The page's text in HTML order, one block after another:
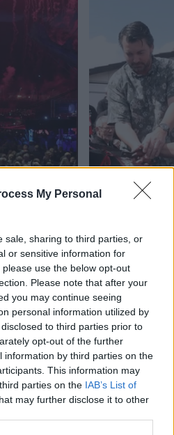
My Personal
sale, sharing to third parties, or
or sensitive information for
use the below opt-out
Please note that after your
you may continue seeing
personal information utilized by
to third parties prior to
opt-out of the further
information by third parties on the
This information may
parties on the IAB’s List of
may further disclose it to other
Tall Ships
Endnu et